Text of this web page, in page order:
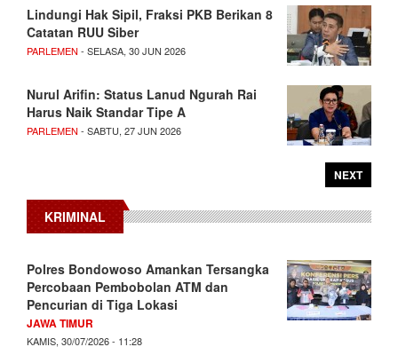
Lindungi Hak Sipil, Fraksi PKB Berikan 8
Catatan RUU Siber
PARLEMEN - SELASA, 30 JUN 2026
Nurul Arifin: Status Lanud Ngurah Rai
Harus Naik Standar Tipe A
PARLEMEN - SABTU, 27 JUN 2026
NEXT
KRIMINAL
Polres Bondowoso Amankan Tersangka
Percobaan Pembobolan ATM dan
Pencurian di Tiga Lokasi
JAWA TIMUR
KAMIS, 30/07/2026 - 11:28